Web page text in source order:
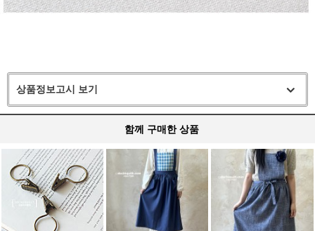
상품정보고시 보기
함께 구매한 상품